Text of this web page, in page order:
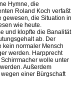
Hymne, die
Roland Koch verfaßt
gewesen, die Situation in
wie heute.
und klopfte die Banalität
ab. Der
kein normaler Mensch
werden. Harpprecht
wolle unter
Außerdem
einer Bürgschaft